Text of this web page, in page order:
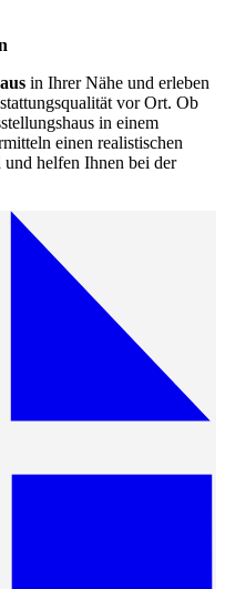
in Ihrer Nähe und erleben
vor Ort. Ob
in einem
einen realistischen
helfen Ihnen bei der